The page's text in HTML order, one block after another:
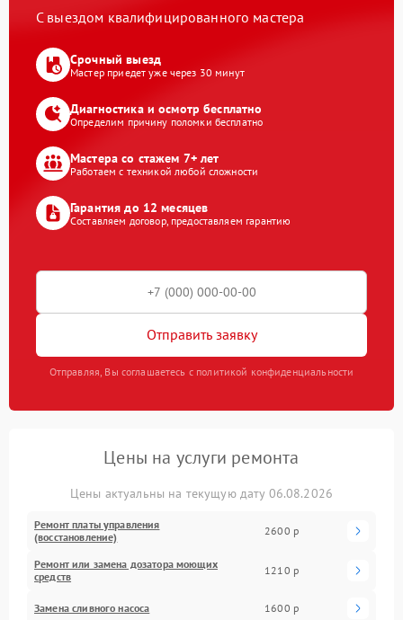
С выездом квалифицированного мастера
Срочный выезд
Мастер приедет уже через 30 минут
Диагностика и осмотр бесплатно
Определим причину поломки бесплатно
Мастера со стажем 7+ лет
Работаем с техникой любой сложности
Гарантия до 12 месяцев
Составляем договор, предоставляем гарантию
Отправить заявку
Отправляя, Вы соглашаетесь с политикой конфиденциальности
Цены на услуги ремонта
Цены актуальны на текущую дату 06.08.2026
Ремонт платы управления
(восстановление)
2600 р
Ремонт или замена дозатора моющих
средств
1210 р
Замена сливного насоса 1600 р